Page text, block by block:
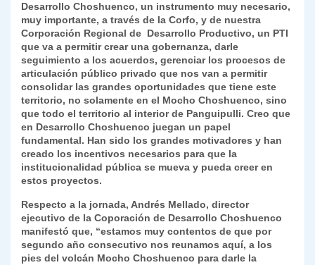
Desarrollo Choshuenco, un instrumento muy necesario,
muy importante, a través de la Corfo, y de nuestra
Corporación Regional de Desarrollo Productivo, un PTI
que va a permitir crear una gobernanza, darle
seguimiento a los acuerdos, gerenciar los procesos de
articulación público privado que nos van a permitir
consolidar las grandes oportunidades que tiene este
territorio, no solamente en el Mocho Choshuenco, sino
que todo el territorio al interior de Panguipulli. Creo que
en Desarrollo Choshuenco juegan un papel
fundamental. Han sido los grandes motivadores y han
creado los incentivos necesarios para que la
institucionalidad pública se mueva y pueda creer en
estos proyectos.
Respecto a la jornada, Andrés Mellado, director
ejecutivo de la Coporación de Desarrollo Choshuenco
manifestó que, “estamos muy contentos de que por
segundo año consecutivo nos reunamos aquí, a los
pies del volcán Mocho Choshuenco para darle la